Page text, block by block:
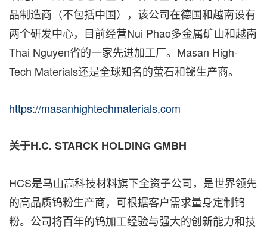
品制造商（不包括中国），该公司在德国和越南设有
两个研发中心，目前经营Nui Phao多金属矿山和越南
Thai Nguyen省的一家先进加工厂。Masan High-
Tech Materials还是全球知名的萤石和铋生产商。
https://masanhightechmaterials.com
关于H.C. STARCK HOLDING GMBH
HCS是马山高科技材料旗下全资子公司，是世界领先
的高品质钨粉生产商，可根据客户需求量身定制钨
粉。公司将百年的钨加工经验与强大的创新能力和技